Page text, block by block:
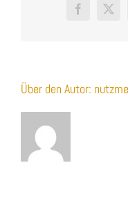
Facebook
X
Über den Autor: